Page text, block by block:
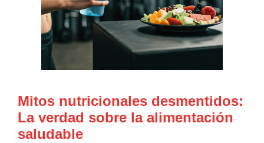
Mitos nutricionales desmentidos:
La verdad sobre la alimentación
saludable